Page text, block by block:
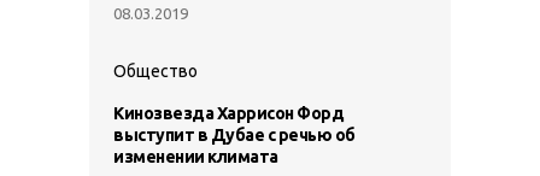
08.03.2019
Общество
Кинозвезда Харрисон Форд
выступит в Дубае с речью об
изменении климата